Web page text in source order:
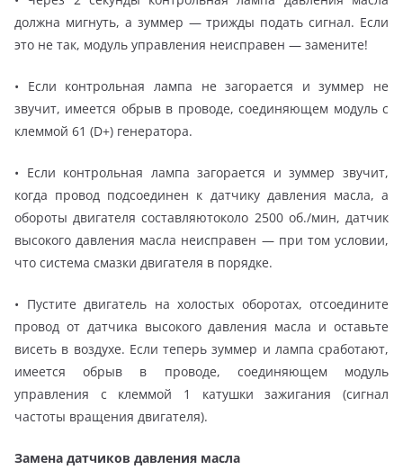
должна мигнуть, а зуммер — трижды подать сигнал. Если
это не так, модуль управления неисправен — замените!
• Если контрольная лампа не загорается и зуммер не
звучит, имеется обрыв в проводе, соединяющем модуль с
клеммой 61 (D+) генератора.
• Если контрольная лампа загорается и зуммер звучит,
когда провод подсоединен к датчику давления масла, а
обороты двигателя составляютоколо 2500 об./мин, датчик
высокого давления масла неисправен — при том условии,
что система смазки двигателя в порядке.
• Пустите двигатель на холостых оборотах, отсоедините
провод от датчика высокого давления масла и оставьте
висеть в воздухе. Если теперь зуммер и лампа сработают,
имеется обрыв в проводе, соединяющем модуль
управления с клеммой 1 катушки зажигания (сигнал
частоты вращения двигателя).
Замена датчиков давления масла